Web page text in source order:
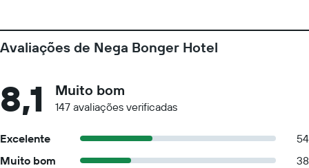
Avaliações de Nega Bonger Hotel
8,1 Muito bom
147 avaliações verificadas
Excelente
54
Muito bom
38